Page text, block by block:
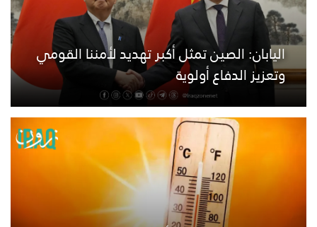
اليابان: الصين تمثل أكبر تهديد لأمننا القومي
وتعزيز الدفاع أولوية